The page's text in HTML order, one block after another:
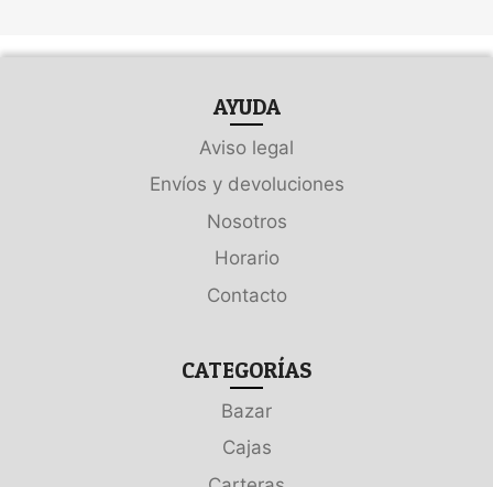
AYUDA
Aviso legal
Envíos y devoluciones
Nosotros
Horario
Contacto
CATEGORÍAS
Bazar
Cajas